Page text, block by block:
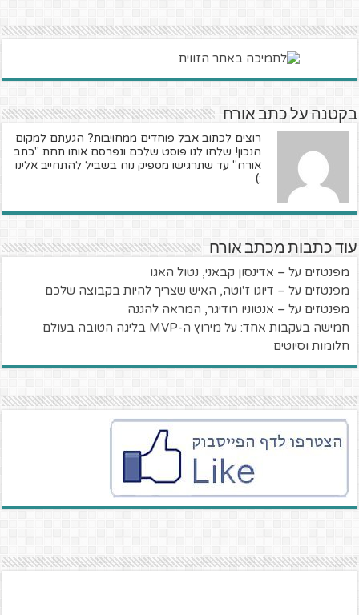
בקטנה על כתב אורח
רוצים לכתוב אבל פוחדים ממחויבות? הגעתם למקום
הנכון! שלחו לנו פוסט שלכם ונפרסם אותו תחת "כתב
אורח" עד שתרגישו מספיק נוח בשביל להתחייב אלינו
:)
עוד כתבות מכתב אורח
מפנטזים על – אדינסון קבאני, נטול האגו
מפנטזים על – דיוגו ז'וטה, האיש שצריך להיות בקבוצה שלכם
מפנטזים על – אנטוניו רודיגר, המראה להגנה
חמישה בעקבות אחד: על מירוץ ה-MVP בליגה הטובה בעולם
חלומות וסיוטים